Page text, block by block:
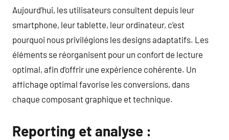
Aujourd’hui, les utilisateurs consultent depuis leur
smartphone, leur tablette, leur ordinateur, c’est
pourquoi nous privilégions les designs adaptatifs. Les
éléments se réorganisent pour un confort de lecture
optimal, afin d’offrir une expérience cohérente. Un
affichage optimal favorise les conversions, dans
chaque composant graphique et technique.
Reporting et analyse :